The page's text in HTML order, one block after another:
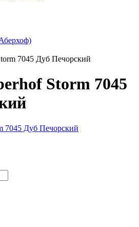
7045 Дуб Печорский
Storm 7045